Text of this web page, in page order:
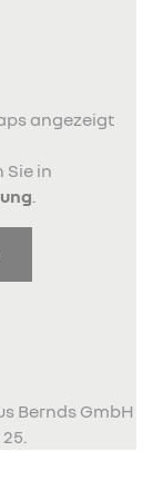
angezeigt
in
.
Bernds GmbH